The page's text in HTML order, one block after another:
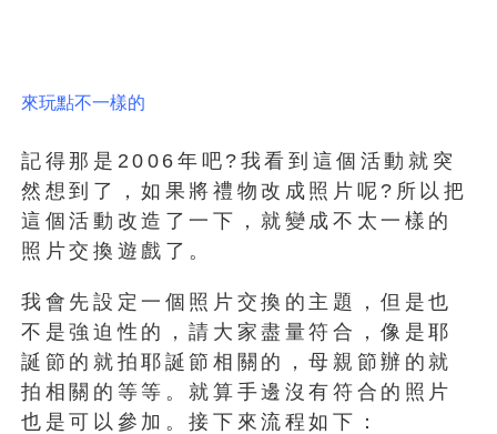
來玩點不一樣的
記得那是2006年吧?我看到這個活動就突
然想到了，如果將禮物改成照片呢?所以把
這個活動改造了一下，就變成不太一樣的
照片交換遊戲了。
我會先設定一個照片交換的主題，但是也
不是強迫性的，請大家盡量符合，像是耶
誕節的就拍耶誕節相關的，母親節辦的就
拍相關的等等。就算手邊沒有符合的照片
也是可以參加。接下來流程如下：